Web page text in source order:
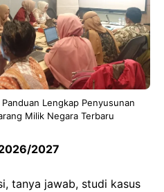
Lengkap Penyusunan
Milik Negara Terbaru
2027
tanya jawab, studi kasus